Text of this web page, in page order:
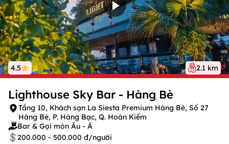
4.5 2.1 km
Lighthouse Sky Bar - Hàng Bè
Tầng 10, Khách sạn La Siesta Premium Hàng Bè, Số 27
Hàng Bè, P. Hàng Bạc, Q. Hoàn Kiếm
Bar & Gọi món Âu - Á
200.000 - 500.000 đ/người